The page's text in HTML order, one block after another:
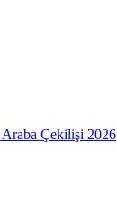
Çekilişi 2026